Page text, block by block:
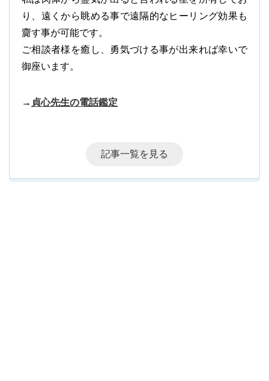
り、遠くから眺める事で遠隔的なヒーリング効果も
齎す事が可能です。
ご相談者様を癒し、勇気づける事が出来れば幸いで
御座います。
→ 貞心先生の電話鑑定
記事一覧を見る